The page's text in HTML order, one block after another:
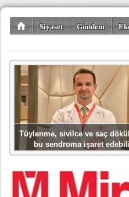
Siyaset Gündem
Tüylenme, sivilce ve saç
bu sendroma işaret